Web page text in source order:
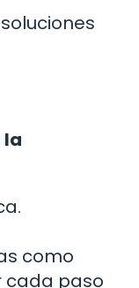
la
como
cada paso